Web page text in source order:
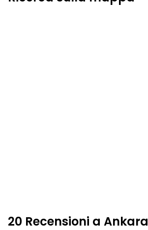
20 Recensioni a Ankara